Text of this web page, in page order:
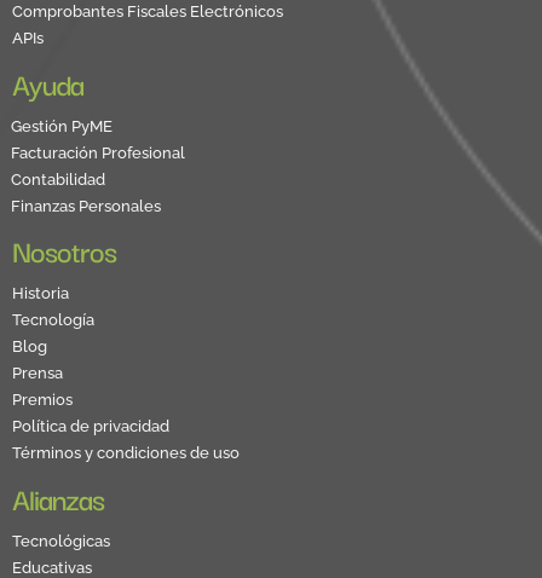
Comprobantes Fiscales Electrónicos
APIs
Ayuda
Gestión PyME
Facturación Profesional
Contabilidad
Finanzas Personales
Nosotros
Historia
Tecnología
Blog
Prensa
Premios
Política de privacidad
Términos y condiciones de uso
Alianzas
Tecnológicas
Educativas